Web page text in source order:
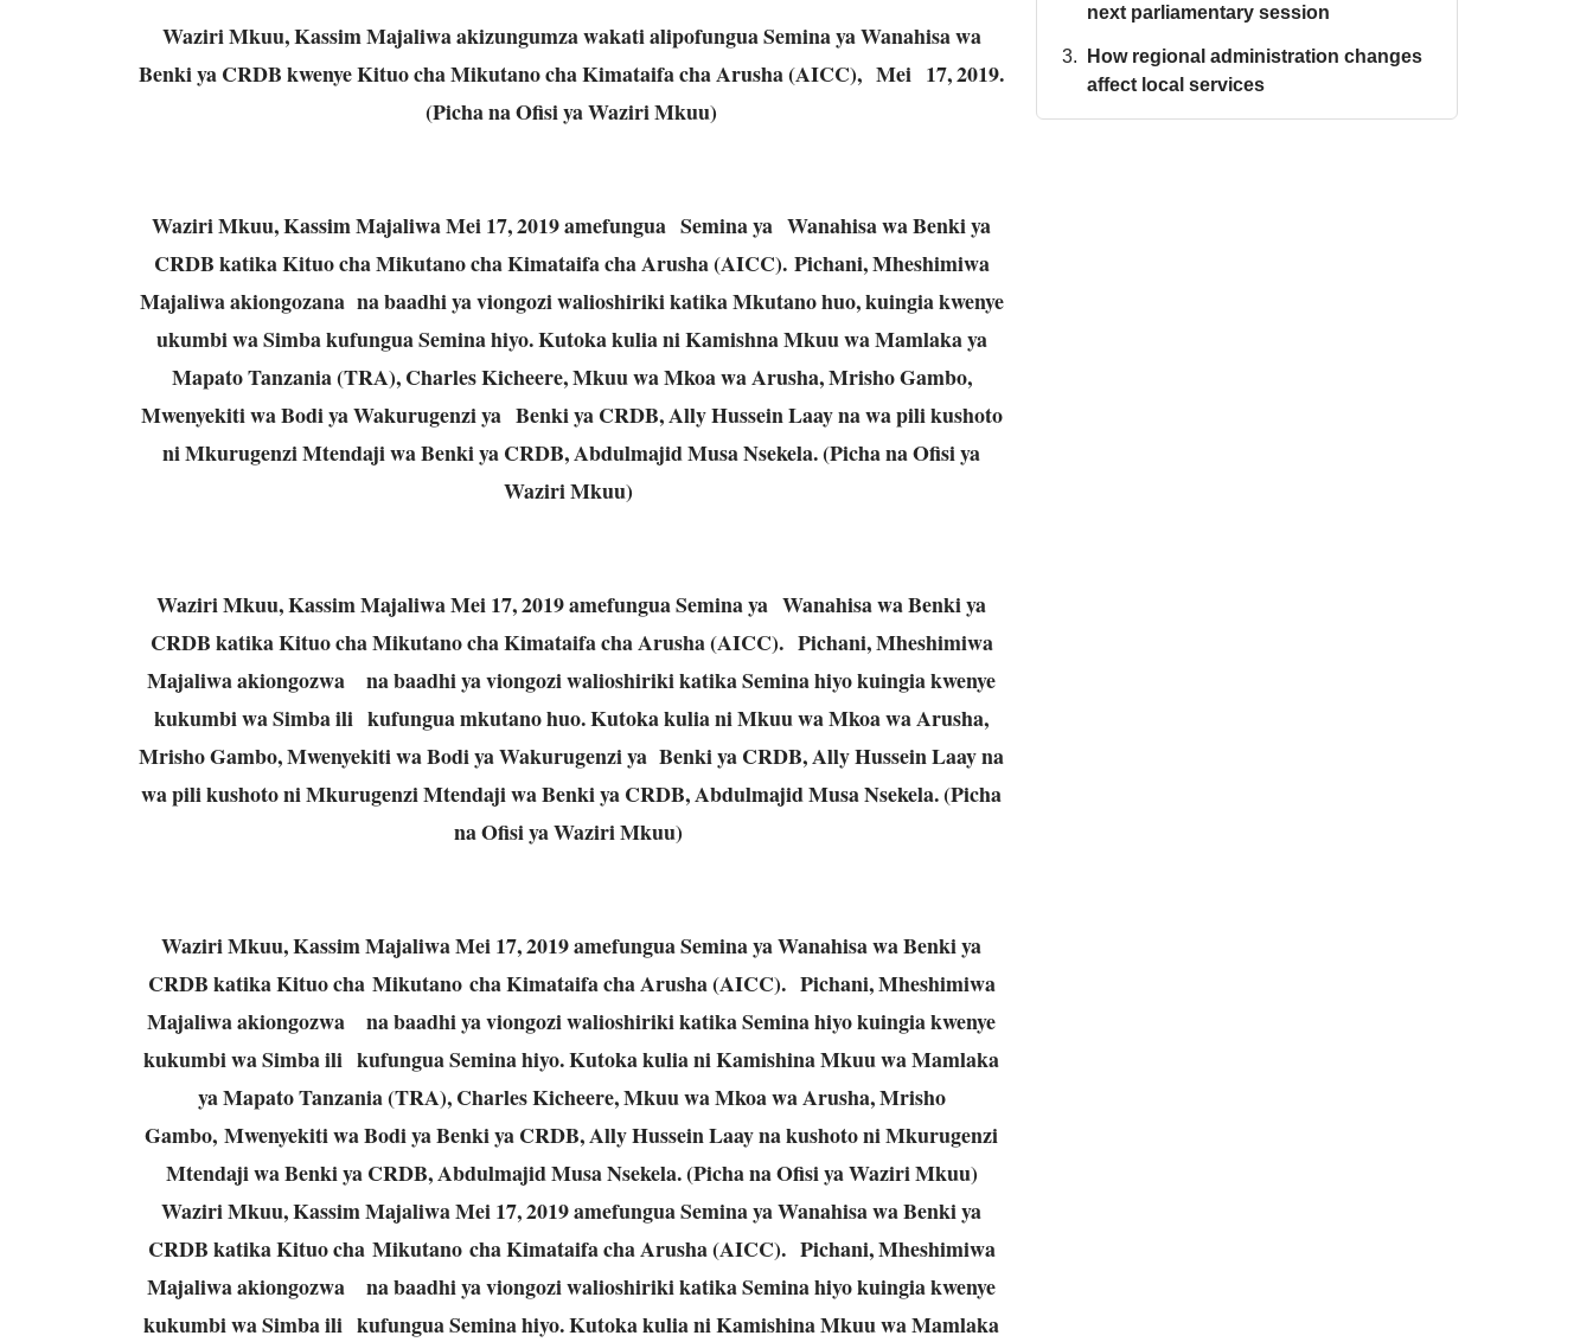
Waziri Mkuu, Kassim Majaliwa akizungumza wakati alipofungua Semina ya Wanahisa wa
Benki ya CRDB kwenye Kituo cha Mikutano cha Kimataifa cha Arusha (AICC), Mei 17, 2019.
(Picha na Ofisi ya Waziri Mkuu)
Waziri Mkuu, Kassim Majaliwa Mei 17, 2019 amefungua Semina ya Wanahisa wa Benki ya
CRDB katika Kituo cha Mikutano cha Kimataifa cha Arusha (AICC). Pichani, Mheshimiwa
Majaliwa akiongozana na baadhi ya viongozi walioshiriki katika Mkutano huo, kuingia kwenye
ukumbi wa Simba kufungua Semina hiyo. Kutoka kulia ni Kamishna Mkuu wa Mamlaka ya
Mapato Tanzania (TRA), Charles Kicheere, Mkuu wa Mkoa wa Arusha, Mrisho Gambo,
Mwenyekiti wa Bodi ya Wakurugenzi ya Benki ya CRDB, Ally Hussein Laay na wa pili kushoto
ni Mkurugenzi Mtendaji wa Benki ya CRDB, Abdulmajid Musa Nsekela. (Picha na Ofisi ya
Waziri Mkuu)
Waziri Mkuu, Kassim Majaliwa Mei 17, 2019 amefungua Semina ya Wanahisa wa Benki ya
CRDB katika Kituo cha Mikutano cha Kimataifa cha Arusha (AICC). Pichani, Mheshimiwa
Majaliwa akiongozwa na baadhi ya viongozi walioshiriki katika Semina hiyo kuingia kwenye
kukumbi wa Simba ili kufungua mkutano huo. Kutoka kulia ni Mkuu wa Mkoa wa Arusha,
Mrisho Gambo, Mwenyekiti wa Bodi ya Wakurugenzi ya Benki ya CRDB, Ally Hussein Laay na
wa pili kushoto ni Mkurugenzi Mtendaji wa Benki ya CRDB, Abdulmajid Musa Nsekela. (Picha
na Ofisi ya Waziri Mkuu)
Waziri Mkuu, Kassim Majaliwa Mei 17, 2019 amefungua Semina ya Wanahisa wa Benki ya
CRDB katika Kituo cha Mikutano cha Kimataifa cha Arusha (AICC). Pichani, Mheshimiwa
Majaliwa akiongozwa na baadhi ya viongozi walioshiriki katika Semina hiyo kuingia kwenye
kukumbi wa Simba ili kufungua Semina hiyo. Kutoka kulia ni Kamishina Mkuu wa Mamlaka
ya Mapato Tanzania (TRA), Charles Kicheere, Mkuu wa Mkoa wa Arusha, Mrisho
Gambo, Mwenyekiti wa Bodi ya Benki ya CRDB, Ally Hussein Laay na kushoto ni Mkurugenzi
Mtendaji wa Benki ya CRDB, Abdulmajid Musa Nsekela. (Picha na Ofisi ya Waziri Mkuu)
Waziri Mkuu, Kassim Majaliwa Mei 17, 2019 amefungua Semina ya Wanahisa wa Benki ya
CRDB katika Kituo cha Mikutano cha Kimataifa cha Arusha (AICC). Pichani, Mheshimiwa
Majaliwa akiongozwa na baadhi ya viongozi walioshiriki katika Semina hiyo kuingia kwenye
kukumbi wa Simba ili kufungua Semina hiyo. Kutoka kulia ni Kamishina Mkuu wa Mamlaka
next parliamentary session
How regional administration changes
affect local services